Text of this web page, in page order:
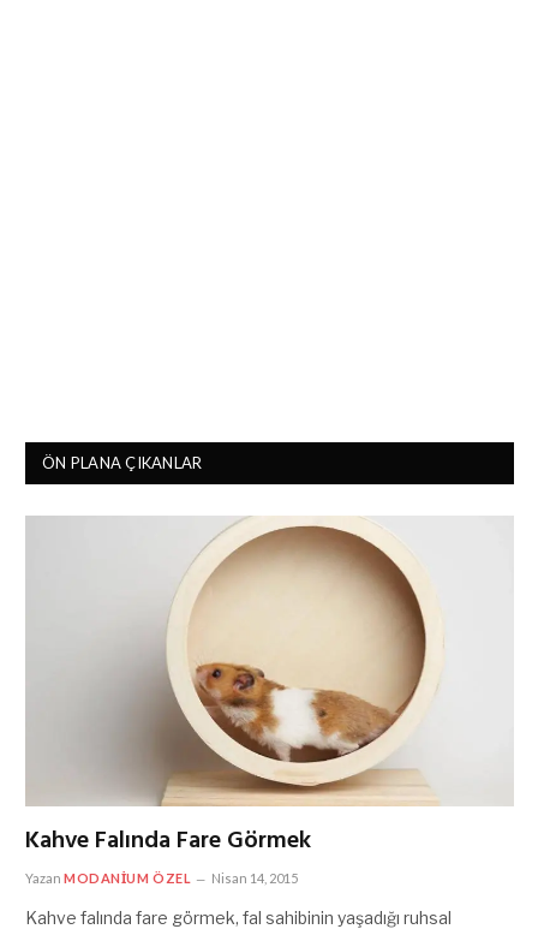
ÖN PLANA ÇIKANLAR
Kahve Falında Fare Görmek
Yazan MODANIUM ÖZEL Nisan 14, 2015
Kahve falında fare görmek, fal sahibinin yaşadığı ruhsal